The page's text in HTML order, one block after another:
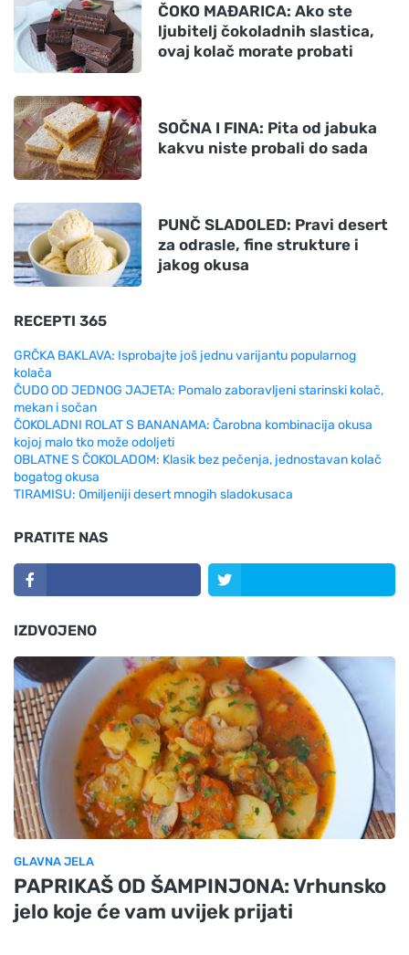
ČOKO MAĐARICA: Ako ste
ljubitelj čokoladnih slastica,
ovaj kolač morate probati
SOČNA I FINA: Pita od jabuka
kakvu niste probali do sada
PUNČ SLADOLED: Pravi desert
za odrasle, fine strukture i
jakog okusa
RECEPTI 365
GRČKA BAKLAVA: Isprobajte još jednu varijantu popularnog
kolača
ČUDO OD JEDNOG JAJETA: Pomalo zaboravljeni starinski kolač,
mekan i sočan
ČOKOLADNI ROLAT S BANANAMA: Čarobna kombinacija okusa
kojoj malo tko može odoljeti
OBLATNE S ČOKOLADOM: Klasik bez pečenja, jednostavan kolač
bogatog okusa
TIRAMISU: Omiljeniji desert mnogih sladokusaca
PRATITE NAS
IZDVOJENO
GLAVNA JELA
PAPRIKAŠ OD ŠAMPINJONA: Vrhunsko
jelo koje će vam uvijek prijati